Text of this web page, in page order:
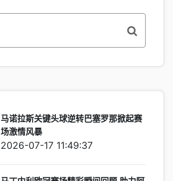
马诺拉斯关键头球逆转巴塞罗那掀起赛
场激情风暴
2026-07-17 11:49:37